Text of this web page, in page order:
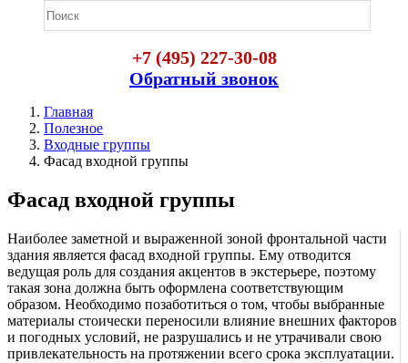
+7 (495) 227-30-08
Обратный звонок
Главная
Полезное
Входные группы
Фасад входной группы
Фасад входной группы
Наиболее заметной и выраженной зоной фронтальной части
здания является фасад входной группы. Ему отводится
ведущая роль для создания акцентов в экстерьере, поэтому
такая зона должна быть оформлена соответствующим
образом. Необходимо позаботиться о том, чтобы выбранные
материалы стоически переносили влияние внешних факторов
и погодных условий, не разрушались и не утрачивали свою
привлекательность на протяжении всего срока эксплуатации.